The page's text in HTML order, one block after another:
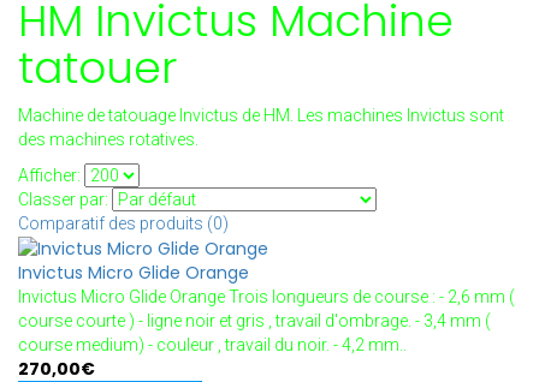
HM Invictus Machine
tatouer
Machine de tatouage Invictus de HM. Les machines Invictus sont
des machines rotatives.
Afficher:
Classer par:
Comparatif des produits (0)
Invictus Micro Glide Orange
Invictus Micro Glide Orange Trois longueurs de course : - 2,6 mm (
course courte ) - ligne noir et gris , travail d'ombrage. - 3,4 mm (
course medium) - couleur , travail du noir. - 4,2 mm..
270,00€